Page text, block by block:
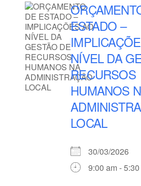
ESTADO –
NÍVEL DA
RECURSOS
HUMANOS
LOCAL
30/03/2026
9:00 am -